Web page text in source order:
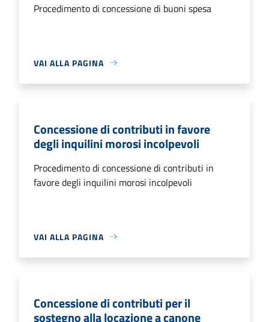
Procedimento di concessione di buoni spesa
VAI ALLA PAGINA
Concessione di contributi in favore
degli inquilini morosi incolpevoli
Procedimento di concessione di contributi in
favore degli inquilini morosi incolpevoli
VAI ALLA PAGINA
Concessione di contributi per il
sostegno alla locazione a canone